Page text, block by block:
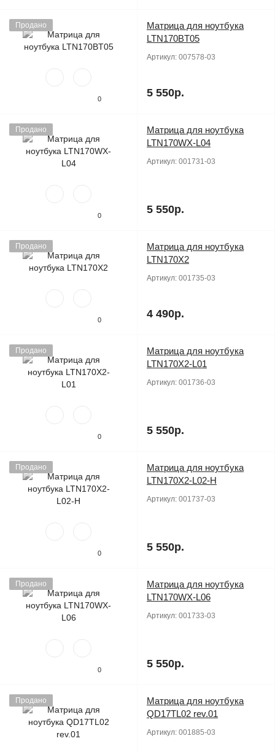
Продано
0
Матрица для ноутбука
LTN170BT05
Артикул: 007578-03
5 550р.
Продано
0
Матрица для ноутбука
LTN170WX-L04
Артикул: 001731-03
5 550р.
Продано
0
Матрица для ноутбука
LTN170X2
Артикул: 001735-03
4 490р.
Продано
0
Матрица для ноутбука
LTN170X2-L01
Артикул: 001736-03
5 550р.
Продано
0
Матрица для ноутбука
LTN170X2-L02-H
Артикул: 001737-03
5 550р.
Продано
0
Матрица для ноутбука
LTN170WX-L06
Артикул: 001733-03
5 550р.
Продано
Матрица для ноутбука
QD17TL02 rev.01
Артикул: 001885-03